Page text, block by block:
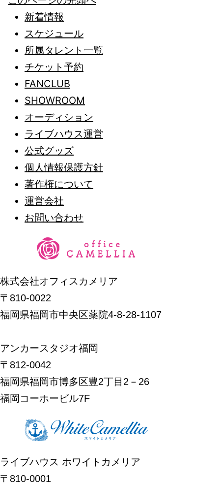
新着情報
スケジュール
所属タレント一覧
チケット予約
FANCLUB
SHOWROOM
オーディション
ライブハウス運営
公式グッズ
個人情報保護方針
著作権について
運営会社
お問い合わせ
株式会社オフィスカメリア
〒810-0022
福岡県福岡市中央区薬院4-8-28-1107
アンカースタジオ福岡
〒812-0042
福岡県福岡市博多区豊2丁目2－26
福岡コーホービル7F
ライブハウス ホワイトカメリア
〒810-0001